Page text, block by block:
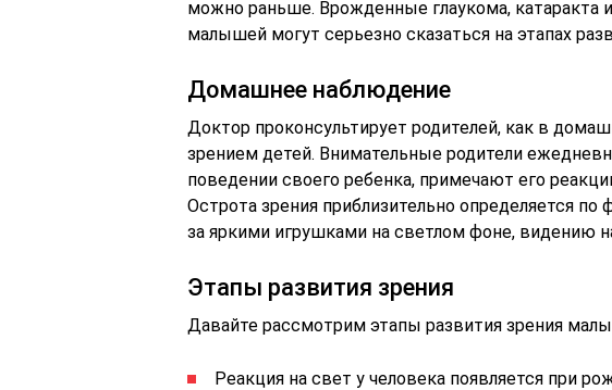
можно раньше. Врожденные глаукома, катаракта
малышей могут серьезно сказаться на этапах
Домашнее наблюдение
Доктор проконсультирует родителей, как в
зрением детей. Внимательные родители
поведении своего ребенка, примечают его
Острота зрения приблизительно определяется
за яркими игрушками на светлом фоне, видению
Этапы развития зрения
Давайте рассмотрим этапы развития зрения
Реакция на свет у человека появляется при